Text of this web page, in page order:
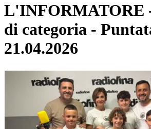
L'INFORMATORE
di categoria -
21.04.2026